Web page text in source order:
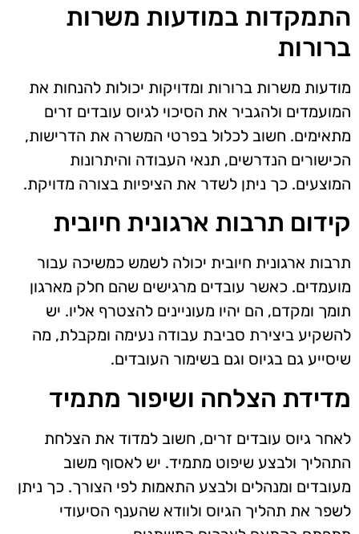
התמקדות במודעות משרות
ברורות
מודעות משרות ברורות ומדויקות יכולות להנחות את
המועמדים ולהגביר את הסיכוי לגיוס עובדים זרים
מתאימים. חשוב לכלול בפרטי המשרה את הדרישות,
הכישורים הנדרשים, תנאי העבודה והיתרונות
המוצעים. כך ניתן לשדר את הציפיות בצורה מדויקת.
קידום תרבות ארגונית חיובית
תרבות ארגונית חיובית יכולה לשמש כמשיכה עבור
מועמדים. כאשר עובדים מרגישים שהם חלק מארגון
תומך ומקדם, הם יהיו מעוניינים להצטרף אליו. יש
להשקיע ביצירת סביבת עבודה נעימה ומקבלת, מה
שיסייע גם בגיוס וגם בשימור העובדים.
מדידת הצלחה ושיפור מתמיד
לאחר גיוס עובדים זרים, חשוב למדוד את הצלחת
התהליך ולבצע שיפוט מתמיד. יש לאסוף משוב
מעובדים ומנהלים ולבצע התאמות לפי הצורך. כך ניתן
לשפר את תהליך הגיוס ולוודא שהענף הסיעודי